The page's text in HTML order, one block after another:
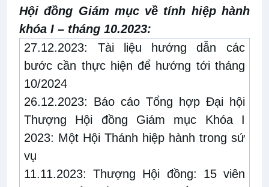
Hội đồng Giám mục về tính hiệp hành
khóa I – tháng 10.2023:
27.12.2023: Tài liệu hướng dẫn các
bước cần thực hiện để hướng tới tháng
10/2024
26.12.2023: Báo cáo Tổng hợp Đại hội
Thượng Hội đồng Giám mục Khóa I
2023: Một Hội Thánh hiệp hành trong sứ
vụ
11.11.2023:Thượng Hội đồng: 15 viên